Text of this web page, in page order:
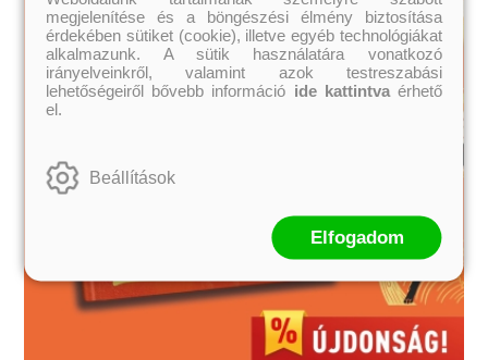
megjelenítése és a böngészési élmény biztosítása
érdekében sütiket (cookie), illetve egyéb technológiákat
alkalmazunk. A sütik használatára vonatkozó
irányelveinkről, valamint azok testreszabási
lehetőségeiről bővebb információ ide kattintvaérhető
el.
Beállítások
Elfogadom